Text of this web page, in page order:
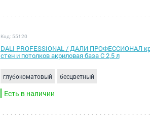
Код: 55120
DALI PROFESSIONAL / ДАЛИ ПРОФЕССИОНАЛ
стен и потолков акриловая база С 2,5 л
глубокоматовый бесцветный
Есть в наличии